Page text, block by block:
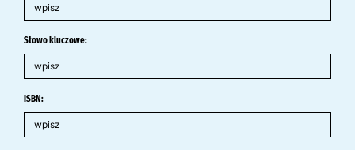
Słowo kluczowe:
ISBN: